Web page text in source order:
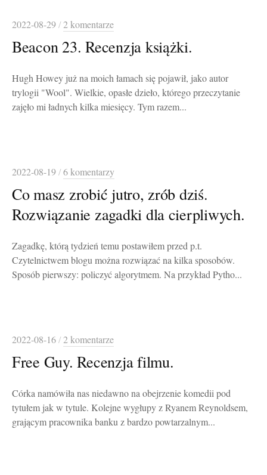
2022-08-29/2 komentarze
Beacon 23. Recenzja książki.
Hugh Howey już na moich łamach się pojawił, jako autor
trylogii "Wool". Wielkie, opasłe dzieło, którego przeczytanie
zajęło mi ładnych kilka miesięcy. Tym razem...
2022-08-19/6 komentarzy
Co masz zrobić jutro, zrób dziś.
Rozwiązanie zagadki dla cierpliwych.
Zagadkę, którą tydzień temu postawiłem przed p.t.
Czytelnictwem blogu można rozwiązać na kilka sposobów.
Sposób pierwszy: policzyć algorytmem. Na przykład Pytho...
2022-08-16/2 komentarze
Free Guy. Recenzja filmu.
Córka namówiła nas niedawno na obejrzenie komedii pod
tytułem jak w tytule. Kolejne wygłupy z Ryanem Reynoldsem,
grającym pracownika banku z bardzo powtarzalnym...